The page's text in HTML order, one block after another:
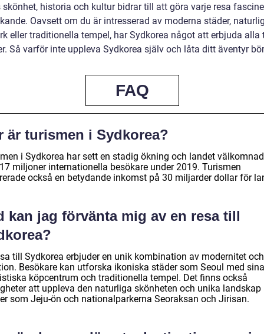
skönhet, historia och kultur bidrar till att göra varje resa
Oavsett om du är intresserad av moderna städer,
eller traditionella tempel, har Sydkorea något att erbjuda alla
Så varför inte uppleva Sydkorea själv och låta ditt äventyr
FAQ
är turismen i Sydkorea?
i Sydkorea har sett en stadig ökning och landet
miljoner internationella besökare under 2019. Turismen
också en betydande inkomst på 30 miljarder dollar för
kan jag förvänta mig av en resa till
till Sydkorea erbjuder en unik kombination av modernitet och
Besökare kan utforska ikoniska städer som Seoul med sina
köpcentrum och traditionella tempel. Det finns också
att uppleva den naturliga skönheten och unika landskap
som Jeju-ön och nationalparkerna Seoraksan och Jirisan.